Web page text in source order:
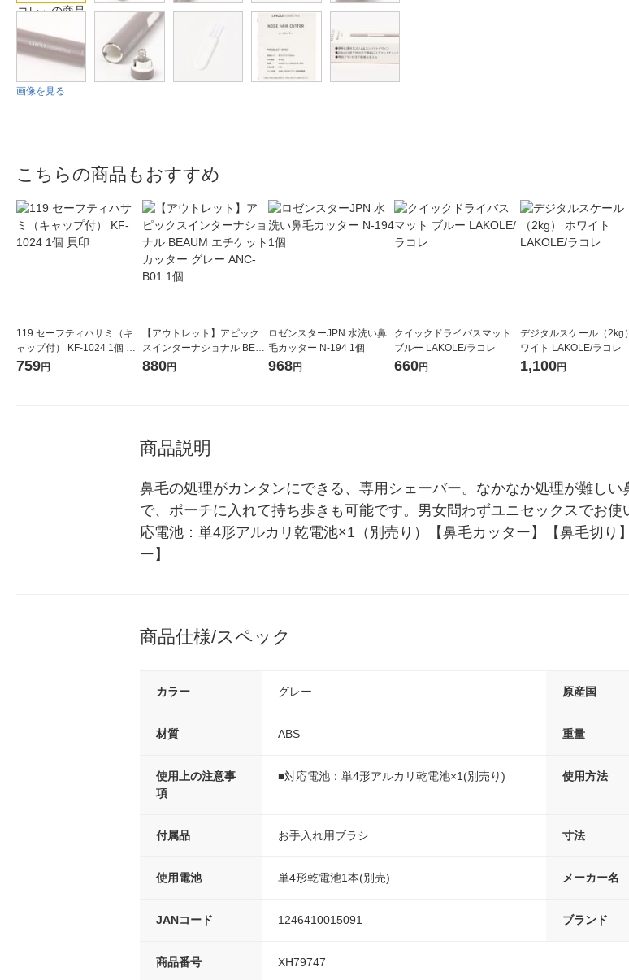
画像を見る
こちらの商品もおすすめ
119 セーフティハサミ（キ
ャップ付） KF-1024 1個 貝
印
759円
【アウトレット】アピック
スインターナショナル BEA
UM エチケットカッター グ
880円
ロゼンスターJPN 水洗い鼻
毛カッター N-194 1個
968円
クイックドライバスマット
ブルー LAKOLE/ラコレ
660円
デジタルスケール（2kg
ワイト LAKOLE/ラコレ
1,100円
商品説明
鼻毛の処理がカンタンにできる、専用シェーバー。なかなか処理が難し
で、ポーチに入れて持ち歩きも可能です。男女問わずユニセックスでお
応電池：単4形アルカリ乾電池×1（別売り）【鼻毛カッター】【鼻毛切り
ー】
商品仕様/スペック
カラー グレー 原産国
材質 ABS 重量
使用上の注意事
項
■対応電池：単4形アルカリ乾電池×1(別売り) 使用方法
付属品 お手入れ用ブラシ 寸法
使用電池 単4形乾電池1本(別売) メーカー名
JANコード 1246410015091 ブランド
商品番号 XH79747